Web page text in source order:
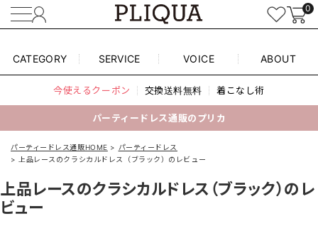
0
CATEGORY SERVICE VOICE ABOUT
今使えるクーポン 交換送料無料 着こなし術
パーティードレス通販のプリカ
パーティードレス通販HOME
パーティードレス
上品レースのクラシカルドレス（ブラック）のレビュー
上品レースのクラシカルドレス（ブラック）のレ
ビュー